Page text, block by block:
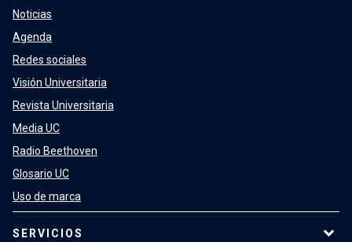
Noticias
Agenda
Redes sociales
Visión Universitaria
Revista Universitaria
Media UC
Radio Beethoven
Glosario UC
Uso de marca
SERVICIOS